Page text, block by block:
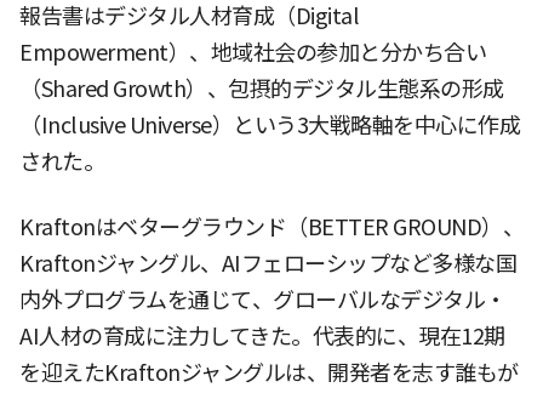
報告書はデジタル人材育成（Digital
Empowerment）、地域社会の参加と分かち合い
（Shared Growth）、包摂的デジタル生態系の形成
（Inclusive Universe）という3大戦略軸を中心に作成
された。
Kraftonはベターグラウンド（BETTER GROUND）、
Kraftonジャングル、AIフェローシップなど多様な国
内外プログラムを通じて、グローバルなデジタル・
AI人材の育成に注力してきた。代表的に、現在12期
を迎えたKraftonジャングルは、開発者を志す誰もが